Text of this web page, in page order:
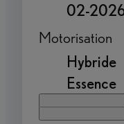
02-
Motorisation
Hybride
Essence